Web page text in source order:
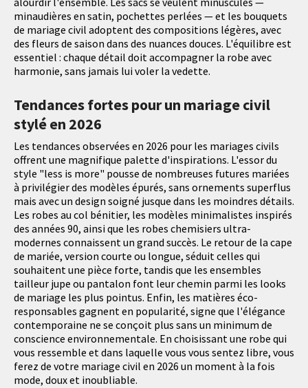
minaudières en satin, pochettes perlées — et les bouquets
de mariage civil adoptent des compositions légères, avec
des fleurs de saison dans des nuances douces. L'équilibre est
essentiel : chaque détail doit accompagner la robe avec
harmonie, sans jamais lui voler la vedette.
Tendances fortes pour un mariage civil
stylé en 2026
Les tendances observées en 2026 pour les mariages civils
offrent une magnifique palette d'inspirations. L'essor du
style "less is more" pousse de nombreuses futures mariées
à privilégier des modèles épurés, sans ornements superflus
mais avec un design soigné jusque dans les moindres détails.
Les robes au col bénitier, les modèles minimalistes inspirés
des années 90, ainsi que les robes chemisiers ultra-
modernes connaissent un grand succès. Le retour de la cape
de mariée, version courte ou longue, séduit celles qui
souhaitent une pièce forte, tandis que les ensembles
tailleur jupe ou pantalon font leur chemin parmi les looks
de mariage les plus pointus. Enfin, les matières éco-
responsables gagnent en popularité, signe que l'élégance
contemporaine ne se conçoit plus sans un minimum de
conscience environnementale. En choisissant une robe qui
vous ressemble et dans laquelle vous vous sentez libre, vous
ferez de votre mariage civil en 2026 un moment à la fois
mode, doux et inoubliable.